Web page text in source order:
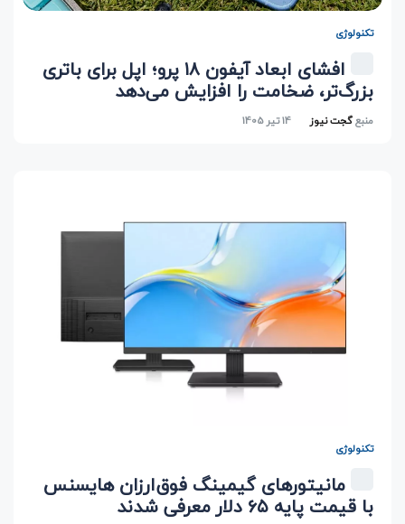
تکنولوژی
افشای ابعاد آیفون ۱۸ پرو؛ اپل برای باتری
بزرگ‌تر، ضخامت را افزایش می‌دهد
منبعگجت نیوز 14 تیر 1405
تکنولوژی
مانیتورهای گیمینگ فوق‌ارزان هایسنس
با قیمت پایه ۶۵ دلار معرفی شدند